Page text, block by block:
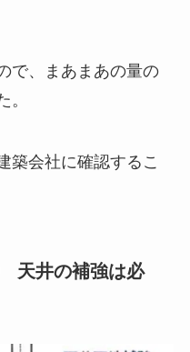
で、まあまあの量の
。
築会社に確認するこ
天井の補強は必